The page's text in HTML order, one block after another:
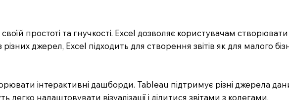
простоті та гнучкості. Excel дозволяє користувачам створювати
джерел, Excel підходить для створення звітів як для малого
інтерактивні дашборди. Tableau підтримує різні джерела
налаштовувати візуалізації і ділитися звітами з колегами.